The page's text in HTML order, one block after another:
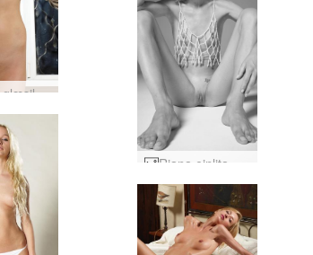
Olga D glæsileg #47